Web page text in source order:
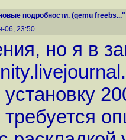
подробности. (qemu freebs..."
06, 23:50
но я в
требуется